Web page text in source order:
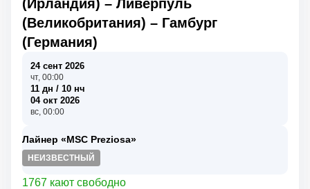
(Ирландия) – Ливерпуль
(Великобритания) – Гамбург
(Германия)
24 сент 2026
чт, 00:00
11 дн / 10 нч
04 окт 2026
вс, 00:00
Лайнер «MSC Preziosa»
НЕИЗВЕСТНЫЙ
1767 кают свободно